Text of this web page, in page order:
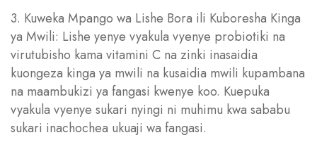
3. Kuweka Mpango wa Lishe Bora ili Kuboresha Kinga
ya Mwili: Lishe yenye vyakula vyenye probiotiki na
virutubisho kama vitamini C na zinki inasaidia
kuongeza kinga ya mwili na kusaidia mwili kupambana
na maambukizi ya fangasi kwenye koo. Kuepuka
vyakula vyenye sukari nyingi ni muhimu kwa sababu
sukari inachochea ukuaji wa fangasi.